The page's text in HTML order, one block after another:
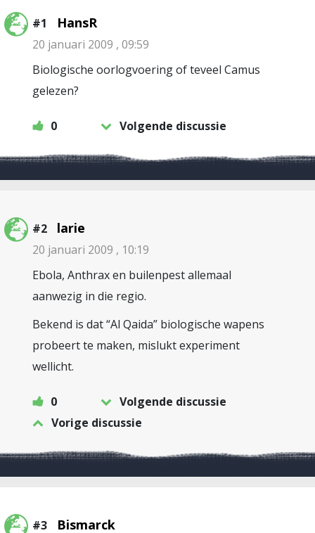
#1 HansR
20 januari 2009 , 09:59
Biologische oorlogvoering of teveel Camus
gelezen?
0 Volgende discussie
#2 larie
20 januari 2009 , 10:19
Ebola, Anthrax en builenpest allemaal
aanwezig in die regio.
Bekend is dat “Al Qaida” biologische wapens
probeert te maken, mislukt experiment
wellicht.
0
Volgende discussie
Vorige discussie
#3 Bismarck